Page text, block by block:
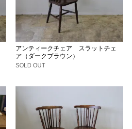
アンティークチェア スラットチェ
ア（ダークブラウン）
SOLD OUT